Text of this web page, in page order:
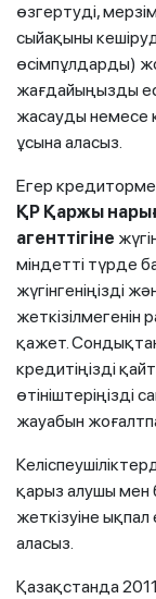
өзгертуді,
сыйақыны
өсімпұлдарды)
жағдайыңызды
жасауды немесе
ұсына аласыз.
Егер
ҚР Қаржы
агенттігіне
міндетті түрде
жүгінгеніңізді
қажет.
кредитіңізді
жауабын
қарыз алушы мен
жеткізуіне
аласыз.
Қазақстанда